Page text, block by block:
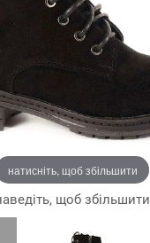
натисніть, щоб збільшити
щоб збільшити